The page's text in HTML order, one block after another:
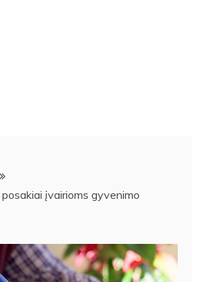
įvairioms gyvenimo